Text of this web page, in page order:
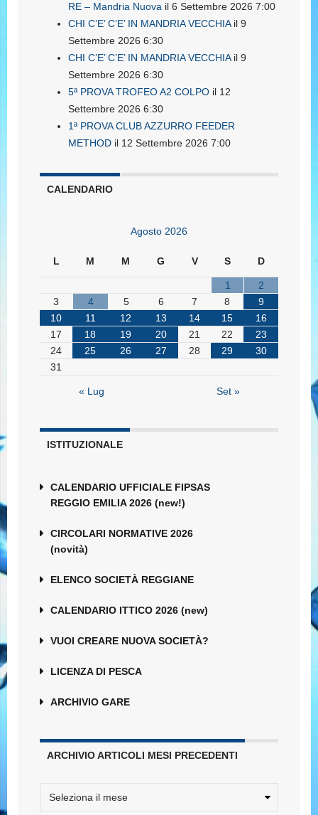
RE – Mandria Nuova il 6 Settembre 2026 7:00
CHI C’E’ C’E’ IN MANDRIA VECCHIAil 9
Settembre 2026 6:30
CHI C’E’ C’E’ IN MANDRIA VECCHIAil 9
Settembre 2026 6:30
5ª PROVA TROFEO A2 COLPO il 12
Settembre 2026 6:30
1ª PROVA CLUB AZZURRO FEEDER
METHOD il 12 Settembre 2026 7:00
CALENDARIO
Agosto 2026
L M M G V S D
1
2
3
4 5 6 7 8
9
10
11 12 13 14 15
16
17
18 19 20 21 22
23
24
25 26 27 28 29
30
31
« Lug Set »
ISTITUZIONALE
CALENDARIO UFFICIALE FIPSAS
REGGIO EMILIA 2026 (new!)
CIRCOLARI NORMATIVE 2026
(novità)
ELENCO SOCIETÀ REGGIANE
CALENDARIO ITTICO 2026 (new)
VUOI CREARE NUOVA SOCIETÀ?
LICENZA DI PESCA
ARCHIVIO GARE
ARCHIVIO ARTICOLI MESI PRECEDENTI